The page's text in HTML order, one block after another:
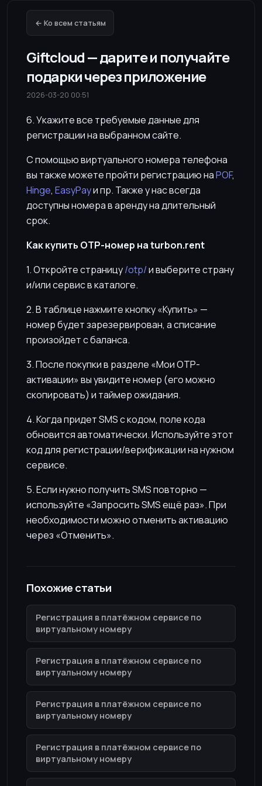
← Ко всем статьям
Giftcloud — дарите и получайте
подарки через приложение
2026-03-20 00:51
6. Укажите все требуемые данные для
регистрации на выбранном сайте.
С помощью виртуального номера телефона
вы также можете пройти регистрацию наPOF,
Hinge, EasyPayи пр. Также у нас всегда
доступны номера в аренду на длительный
срок.
Как купить OTP-номер на turbon.rent
1. Откройте страницу/otp/и выберите страну
и/или сервис в каталоге.
2. В таблице нажмите кнопку «Купить» —
номер будет зарезервирован, а списание
произойдет с баланса.
3. После покупки в разделе «Мои OTP-
активации» вы увидите номер (его можно
скопировать) и таймер ожидания.
4. Когда придет SMS с кодом, поле кода
обновится автоматически. Используйте этот
код для регистрации/верификации на нужном
сервисе.
5. Если нужно получить SMS повторно —
используйте «Запросить SMS ещё раз». При
необходимости можно отменить активацию
через «Отменить».
Похожие статьи
Регистрация в платёжном сервисе по
виртуальному номеру
Регистрация в платёжном сервисе по
виртуальному номеру
Регистрация в платёжном сервисе по
виртуальному номеру
Регистрация в платёжном сервисе по
виртуальному номеру